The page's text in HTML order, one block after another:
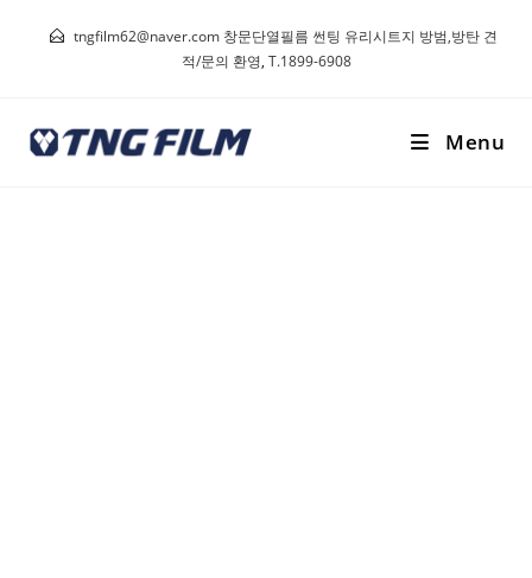
tngfilm62@naver.com 창문단열필름 썬팅 유리시트지 방범,방탄 견
적/문의 환영, T.1899-6908
Menu